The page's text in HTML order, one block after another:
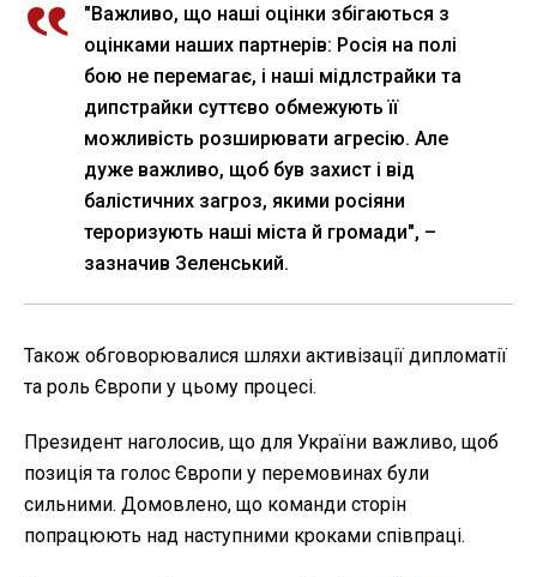
"Важливо, що наші оцінки збігаються з
оцінками наших партнерів: Росія на полі
бою не перемагає, і наші мідлстрайки та
дипстрайки суттєво обмежують її
можливість розширювати агресію. Але
дуже важливо, щоб був захист і від
балістичних загроз, якими росіяни
тероризують наші міста й громади", –
зазначив Зеленський.
Також обговорювалися шляхи активізації дипломатії
та роль Європи у цьому процесі.
Президент наголосив, що для України важливо, щоб
позиція та голос Європи у перемовинах були
сильними. Домовлено, що команди сторін
попрацюють над наступними кроками співпраці.